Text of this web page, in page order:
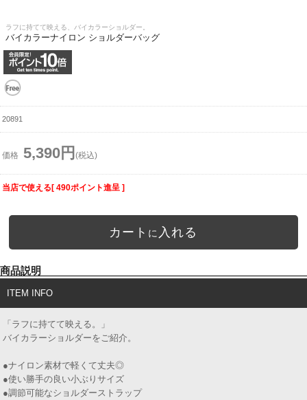
ラフに持てて映える、バイカラーショルダー。
バイカラーナイロン ショルダーバッグ
20891
価格 5,390円 (税込)
当店で使える[ 490ポイント進呈 ]
カート に 入れる
商品説明
ITEM INFO
「ラフに持てて映える。」
バイカラーショルダーをご紹介。
●ナイロン素材で軽くて丈夫◎
●使い勝手の良い小ぶりサイズ
●調節可能なショルダーストラップ